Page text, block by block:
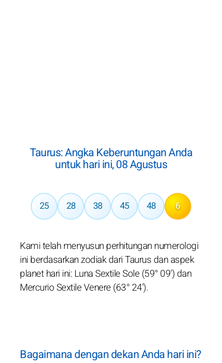
Taurus: Angka Keberuntungan Anda
untuk hari ini, 08 Agustus
25 28 38 45 48 6
Kami telah menyusun perhitungan numerologi
ini berdasarkan zodiak dari Taurus dan aspek
planet hari ini: Luna Sextile Sole (59° 09') dan
Mercurio Sextile Venere (63° 24').
Bagaimana dengan dekan Anda hari ini?